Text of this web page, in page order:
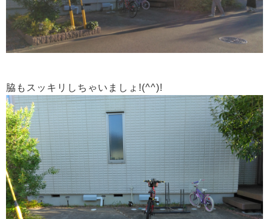
脇もスッキリしちゃいましょ!(^^)!